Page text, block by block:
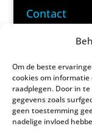
Om de beste
cookies om
raadplegen. Door in
gegevens zoals
geen toestemming
nadelige invloed
Contact
9245 VC Nij
(Post)
(06) 83 69 40